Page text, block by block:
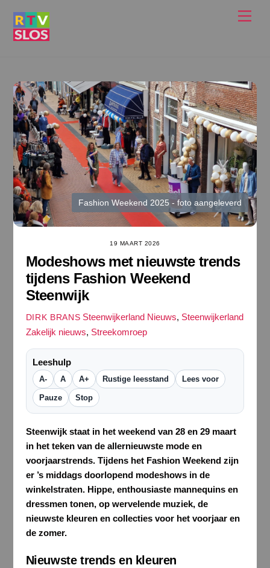
Fashion Weekend 2025 - foto aangeleverd
19 MAART 2026
Modeshows met nieuwste trends
tijdens Fashion Weekend
Steenwijk
DIRK BRANS Steenwijkerland Nieuws, Steenwijkerland
Zakelijk nieuws, Streekomroep
Leeshulp
A- A A+ Rustige leesstand Lees voor
Pauze Stop
Steenwijk staat in het weekend van 28 en 29 maart
in het teken van de allernieuwste mode en
voorjaarstrends. Tijdens het Fashion Weekend zijn
er ’s middags doorlopend modeshows in de
winkelstraten. Hippe, enthousiaste mannequins en
dressmen tonen, op wervelende muziek, de
nieuwste kleuren en collecties voor het voorjaar en
de zomer.
Nieuwste trends en kleuren